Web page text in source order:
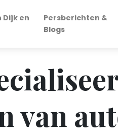
Dijk en
Persberichten &
Blogs
van